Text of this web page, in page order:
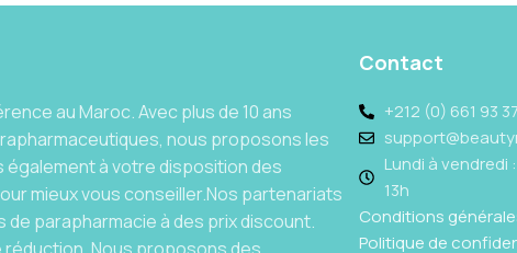
au Maroc. Avec plus de 10 ans
nous proposons les
à votre disposition des
mieux vous conseiller.Nos partenariats
parapharmacie à des prix discount.
Contact
+212 (0) 661 93
Lundi à vendredi :
13h
Conditions
Politique de